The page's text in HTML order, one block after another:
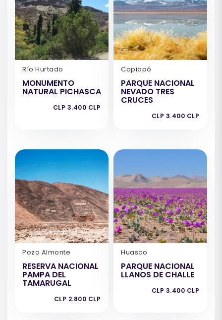
Río Hurtado
MONUMENTO
NATURAL PICHASCA
CLP 3.400 CLP
Copiapó
PARQUE NACIONAL
NEVADO TRES
CRUCES
CLP 3.400 CLP
Pozo Almonte
RESERVA NACIONAL
PAMPA DEL
TAMARUGAL
CLP 2.800 CLP
Huasco
PARQUE NACIONAL
LLANOS DE CHALLE
CLP 3.400 CLP